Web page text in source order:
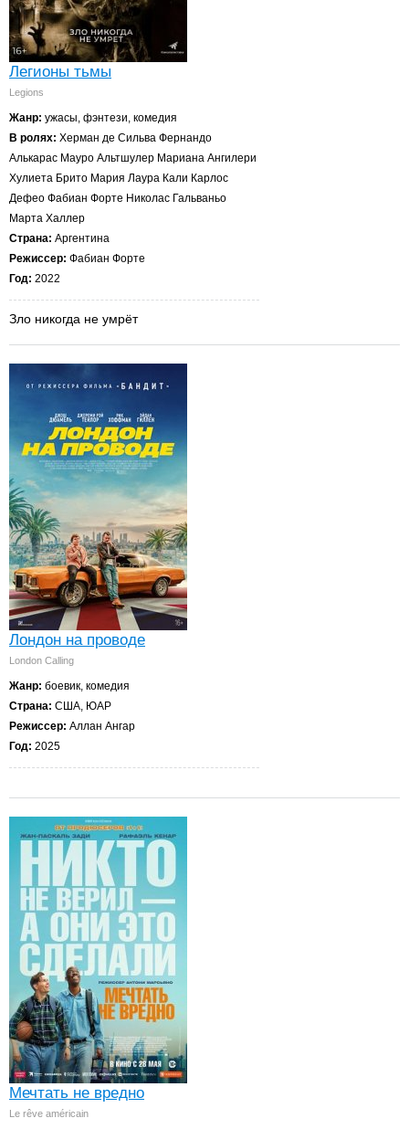
Легионы тьмы
Legions
Жанр: ужасы, фэнтези, комедия
В ролях: Херман де Сильва Фернандо
Алькарас Мауро Альтшулер Мариана Ангилери
Хулиета Брито Мария Лаура Кали Карлос
Дефео Фабиан Форте Николас Гальваньо
Марта Халлер
Страна: Аргентина
Режиссер: Фабиан Форте
Год: 2022
Зло никогда не умрёт
Лондон на проводе
London Calling
Жанр: боевик, комедия
Страна: США, ЮАР
Режиссер: Аллан Ангар
Год: 2025
Мечтать не вредно
Le rêve américain